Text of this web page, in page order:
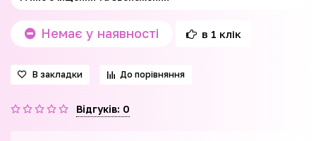
Немає у наявності в 1 клік
В закладки До порівняння
Відгуків: 0